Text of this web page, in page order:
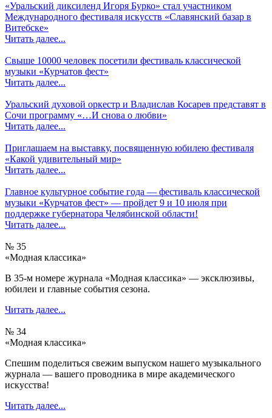
«Уральский диксиленд Игоря Бурко» стал участником
Международного фестиваля искусств «Славянский базар в
Витебске»
Читать далее...
Свыше 10000 человек посетили фестиваль классической
музыки «Курчатов фест»
Читать далее...
Уральский духовой оркестр и Владислав Косарев представят в
Сочи программу «…И снова о любви»
Читать далее...
Приглашаем на выставку, посвященную юбилею фестиваля
«Какой удивительный мир»
Читать далее...
Главное культурное событие года — фестиваль классической
музыки «Курчатов фест» — пройдет 9 и 10 июля при
поддержке губернатора Челябинской области!
Читать далее...
№ 35
«Модная классика»
В 35-м номере журнала «Модная классика» — эксклюзивы,
юбилеи и главные события сезона.
Читать далее...
№ 34
«Модная классика»
Спешим поделиться свежим выпуском нашего музыкального
журнала — вашего проводника в мире академического
искусства!
Читать далее...